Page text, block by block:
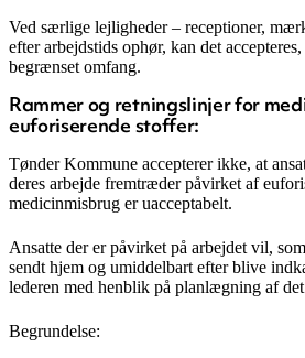
Ved særlige lejligheder – receptioner,
efter arbejdstids ophør, kan det
begrænset omfang.
Rammer og retningslinjer for
euforiserende stoffer:
Tønder Kommune accepterer ikke, at
deres arbejde fremtræder påvirket af
medicinmisbrug er uacceptabelt.
Ansatte der er påvirket på arbejdet vil,
sendt hjem og umiddelbart efter blive
lederen med henblik på planlægning af
Begrundelse: